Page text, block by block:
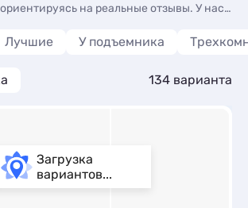
на реальные отзывы. У нас
Лучшие У подъемника
134 варианта
Загрузка
вариантов...